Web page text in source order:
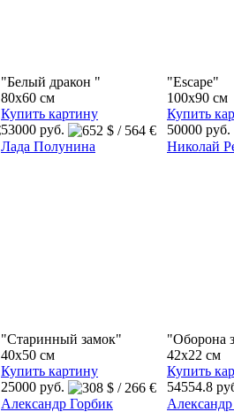
"Белый дракон "
80x60 см
Купить картину
53000 руб.
"Еscape"
100x90 см
Купить
50000 руб.
Лада Полунина
"Старинный замок"
40x50 см
Купить картину
25000 руб.
Николай
"Оборона
42x22 см
Купить
54554.8
Александр Горбик